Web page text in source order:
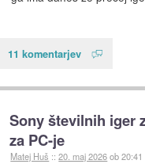
11 komentarjev
Sony številnih iger
za PC-je
Matej Huš ::20. maj 2026ob 20:41